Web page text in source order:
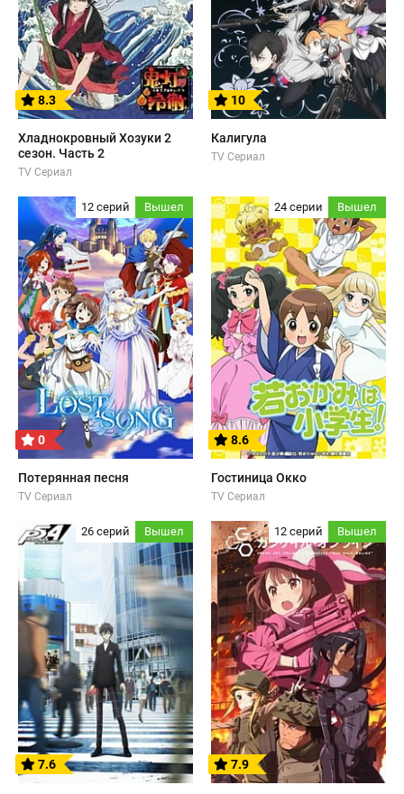
8.3
Хладнокровный Хозуки 2
сезон. Часть 2
TV Сериал
10
Калигула
TV Сериал
12 серий Вышел
0
Потерянная песня
TV Сериал
24 серии Вышел
8.6
Гостиница Окко
TV Сериал
26 серий Вышел
7.6
12 серий Вышел
7.9